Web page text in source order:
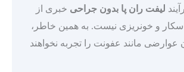
لیفت ران پا بدون جراحی خبری از
و خونریزی نیست. به همین خاطر،
عوارضی مانند عفونت را تجربه نخواهند